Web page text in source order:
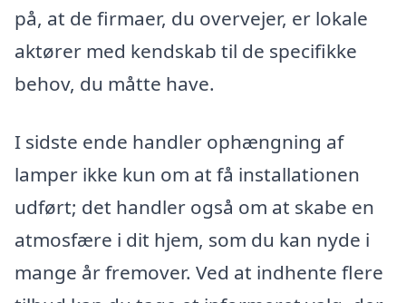
på, at de firmaer, du overvejer, er lokale
aktører med kendskab til de specifikke
behov, du måtte have.
I sidste ende handler ophængning af
lamper ikke kun om at få installationen
udført; det handler også om at skabe en
atmosfære i dit hjem, som du kan nyde i
mange år fremover. Ved at indhente flere